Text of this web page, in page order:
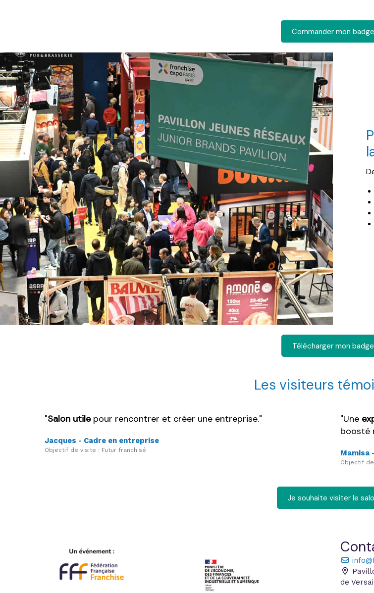
Commander mon badge
Télécharger mon badge
Les visiteurs
Salon utilepour rencontrer et créer une entreprise.
Jacques - Cadre en entreprise
Objectif de visite : Futur franchisé
Une
boosté
Mamisa
Objectif
Je souhaite visiter le
de